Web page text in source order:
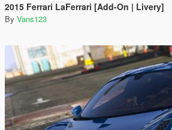
2015 Ferrari LaFerrari [Add-On | Livery]
By Vans123